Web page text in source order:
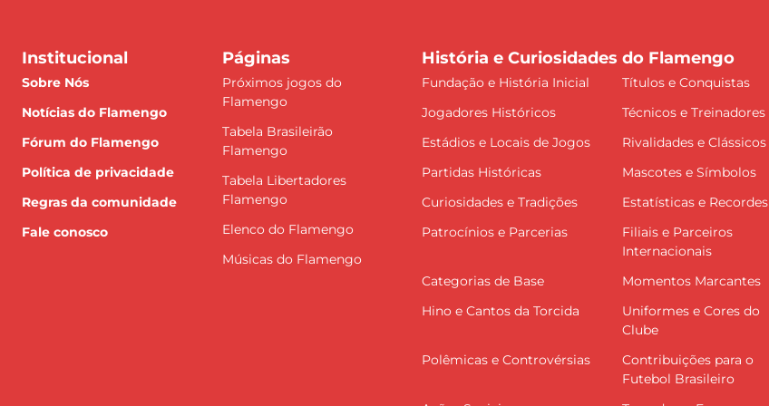
Institucional
Sobre Nós
Notícias do Flamengo
Fórum do Flamengo
Política de privacidade
Regras da comunidade
Fale conosco
Páginas
Próximos jogos do
Flamengo
Tabela Brasileirão
Flamengo
Tabela Libertadores
Flamengo
Elenco do Flamengo
Músicas do Flamengo
História e Curiosidades do Flamengo
Fundação e História Inicial
Títulos e Conquistas
Jogadores Históricos
Técnicos e Treinadores
Estádios e Locais de Jogos
Rivalidades e Clássicos
Partidas Históricas
Mascotes e Símbolos
Curiosidades e Tradições
Estatísticas e Recordes
Patrocínios e Parcerias
Filiais e Parceiros
Internacionais
Categorias de Base
Momentos Marcantes
Hino e Cantos da Torcida
Uniformes e Cores do
Clube
Polêmicas e Controvérsias
Contribuições para o
Futebol Brasileiro